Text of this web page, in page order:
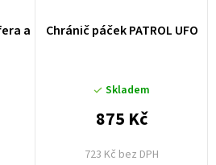
a
Chránič páček PATROL UFO
Skladem
723 Kč bez DPH
875 Kč